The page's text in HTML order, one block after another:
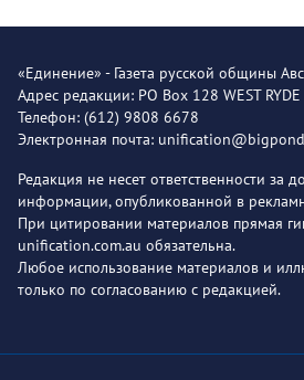
«Единение» - Газета русской общины
Адрес редакции: PO Box 128 WEST
Телефон: (612) 9808 6678
Электронная почта:
Редакция не несет ответственности за
информации, опубликованной в
При цитировании материалов прямая
unification.com.au обязательна.
Любое использование материалов и
только по согласованию с редакцией.